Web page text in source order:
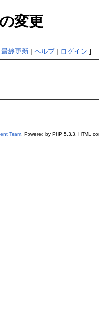
変更
最終更新| ヘルプ| ログイン ]
Team. Powered by PHP 5.3.3. HTML